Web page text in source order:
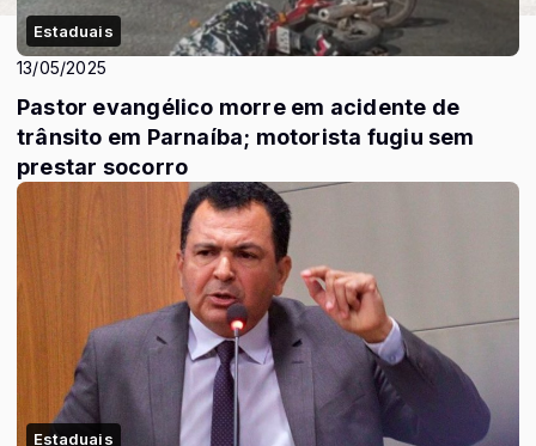
Estaduais
13/05/2025
Pastor evangélico morre em acidente de
trânsito em Parnaíba; motorista fugiu sem
prestar socorro
Estaduais